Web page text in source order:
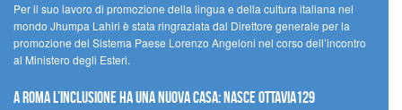
Per il suo lavoro di promozione della lingua e della cultura italiana nel
mondo Jhumpa Lahiri è stata ringraziata dal Direttore generale per la
promozione del Sistema Paese Lorenzo Angeloni nel corso dell’incontro
al Ministero degli Esteri.
A Roma l’inclusione ha una nuova casa: nasce Ottavia129